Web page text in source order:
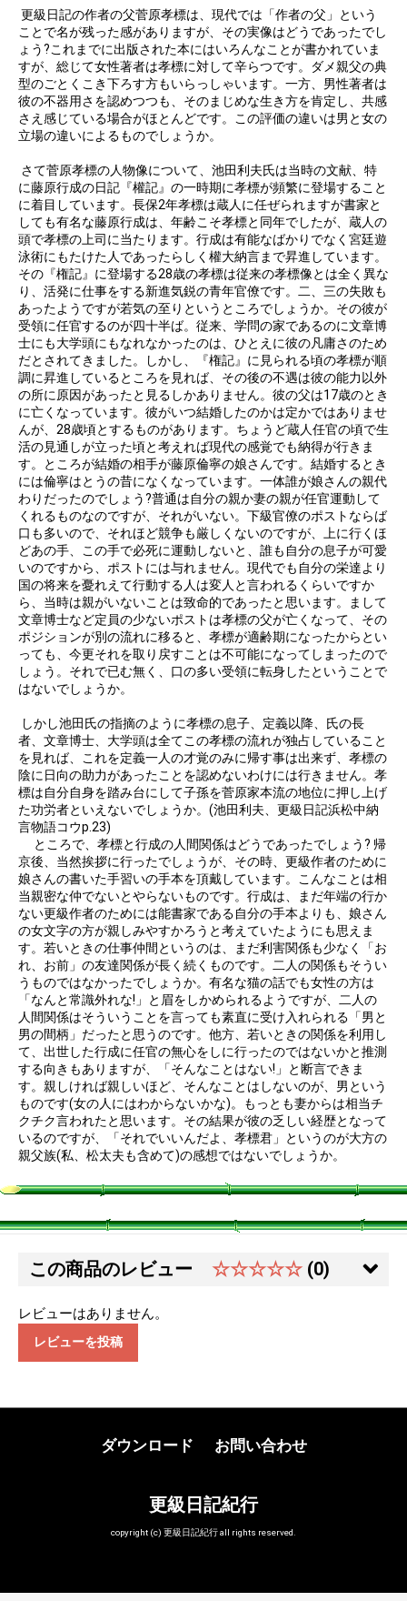
更級日記の作者の父菅原孝標は、現代では「作者の父」という
ことで名が残った感がありますが、その実像はどうであったでし
ょう?これまでに出版された本にはいろんなことが書かれていま
すが、総じて女性著者は孝標に対して辛らつです。ダメ親父の典
型のごとくこき下ろす方もいらっしゃいます。一方、男性著者は
彼の不器用さを認めつつも、そのまじめな生き方を肯定し、共感
さえ感じている場合がほとんどです。この評価の違いは男と女の
立場の違いによるものでしょうか。
さて菅原孝標の人物像について、池田利夫氏は当時の文献、特
に藤原行成の日記『權記』の一時期に孝標が頻繁に登場すること
に着目しています。長保2年孝標は蔵人に任ぜられますが書家と
しても有名な藤原行成は、年齢こそ孝標と同年でしたが、蔵人の
頭で孝標の上司に当たります。行成は有能なばかりでなく宮廷遊
泳術にもたけた人であったらしく權大納言まで昇進しています。
その『権記』に登場する28歳の孝標は従来の孝標像とは全く異な
り、活発に仕事をする新進気鋭の青年官僚です。二、三の失敗も
あったようですが若気の至りというところでしょうか。その彼が
受領に任官するのが四十半ば。従来、学問の家であるのに文章博
士にも大学頭にもなれなかったのは、ひとえに彼の凡庸さのため
だとされてきました。しかし、『権記』に見られる頃の孝標が順
調に昇進しているところを見れば、その後の不遇は彼の能力以外
の所に原因があったと見るしかありません。彼の父は17歳のとき
に亡くなっています。彼がいつ結婚したのかは定かではありませ
んが、28歳頃とするものがあります。ちょうど蔵人任官の頃で生
活の見通しが立った頃と考えれば現代の感覚でも納得が行きま
す。ところが結婚の相手が藤原倫寧の娘さんです。結婚するとき
には倫寧はとうの昔になくなっています。一体誰が娘さんの親代
わりだったのでしょう?普通は自分の親か妻の親が任官運動して
くれるものなのですが、それがいない。下級官僚のポストならば
口も多いので、それほど競争も厳しくないのですが、上に行くほ
どあの手、この手で必死に運動しないと、誰も自分の息子が可愛
いのですから、ポストには与れません。現代でも自分の栄達より
国の将来を憂れえて行動する人は変人と言われるくらいですか
ら、当時は親がいないことは致命的であったと思います。まして
文章博士など定員の少ないポストは孝標の父が亡くなって、その
ポジションが別の流れに移ると、孝標が適齢期になったからとい
っても、今更それを取り戻すことは不可能になってしまったので
しょう。それで已む無く、口の多い受領に転身したということで
はないでしょうか。
しかし池田氏の指摘のように孝標の息子、定義以降、氏の長
者、文章博士、大学頭は全てこの孝標の流れが独占していること
を見れば、これを定義一人の才覚のみに帰す事は出来ず、孝標の
陰に日向の助力があったことを認めないわけには行きません。孝
標は自分自身を踏み台にして子孫を菅原家本流の地位に押し上げ
た功労者といえないでしょうか。(池田利夫、更級日記浜松中納
言物語コウp.23)
ところで、孝標と行成の人間関係はどうであったでしょう? 帰
京後、当然挨拶に行ったでしょうが、その時、更級作者のために
娘さんの書いた手習いの手本を頂戴しています。こんなことは相
当親密な仲でないとやらないものです。行成は、まだ年端の行か
ない更級作者のためには能書家である自分の手本よりも、娘さん
の女文字の方が親しみやすかろうと考えていたようにも思えま
す。若いときの仕事仲間というのは、まだ利害関係も少なく「お
れ、お前」の友達関係が長く続くものです。二人の関係もそうい
うものではなかったでしょうか。有名な猫の話でも女性の方は
「なんと常識外れな!」と眉をしかめられるようですが、二人の
人間関係はそういうことを言っても素直に受け入れられる「男と
男の間柄」だったと思うのです。他方、若いときの関係を利用し
て、出世した行成に任官の無心をしに行ったのではないかと推測
する向きもありますが、「そんなことはない!」と断言できま
す。親しければ親しいほど、そんなことはしないのが、男という
ものです(女の人にはわからないかな)。もっとも妻からは相当チ
クチク言われたと思います。その結果が彼の乏しい経歴となって
いるのですが、「それでいいんだよ、孝標君」というのが大方の
親父族(私、松太夫も含めて)の感想ではないでしょうか。
この商品のレビュー ☆☆☆☆☆ (0)
レビューはありません。
レビューを投稿
ダウンロード お問い合わせ
更級日記紀行
copyright (c) 更級日記紀行 all rights reserved.